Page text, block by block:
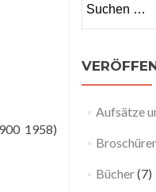
1958)
Aufsätze
Bücher(7)